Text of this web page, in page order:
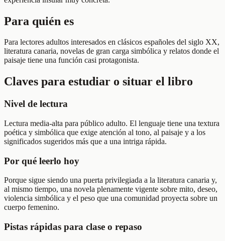
Para quién es
Para lectores adultos interesados en clásicos españoles del siglo XX,
literatura canaria, novelas de gran carga simbólica y relatos donde el
paisaje tiene una función casi protagonista.
Claves para estudiar o situar el libro
Nivel de lectura
Lectura media-alta para público adulto. El lenguaje tiene una textura
poética y simbólica que exige atención al tono, al paisaje y a los
significados sugeridos más que a una intriga rápida.
Por qué leerlo hoy
Porque sigue siendo una puerta privilegiada a la literatura canaria y,
al mismo tiempo, una novela plenamente vigente sobre mito, deseo,
violencia simbólica y el peso que una comunidad proyecta sobre un
cuerpo femenino.
Pistas rápidas para clase o repaso